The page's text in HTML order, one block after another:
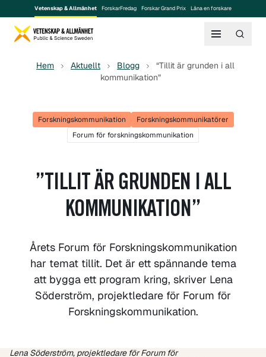
Vetenskap & Allmänhet ForskarFredag Forskar Grand Prix Låna en forskare
Hem Aktuellt Blogg
“Tillit är grunden i all
kommunikation”
Forskningskommunikation
Forskningskommunikatörer
Forum för forskningskommunikation
”TILLIT ÄR GRUNDEN I ALL
KOMMUNIKATION”
Årets Forum för Forskningskommunikation
har temat tillit. Det är ett spännande tema
att bygga ett program kring, skriver Lena
Söderström, projektledare för Forum för
Forskningskommunikation.
Lena Söderström, projektledare för Forum för